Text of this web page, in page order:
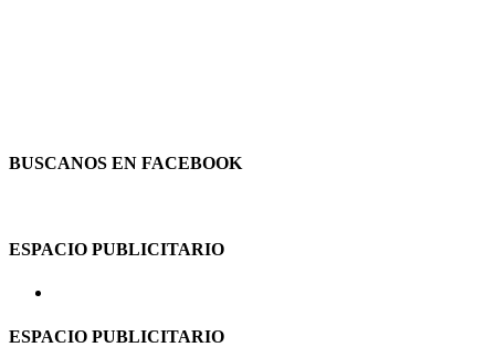
BUSCANOS EN FACEBOOK
ESPACIO PUBLICITARIO
ESPACIO PUBLICITARIO